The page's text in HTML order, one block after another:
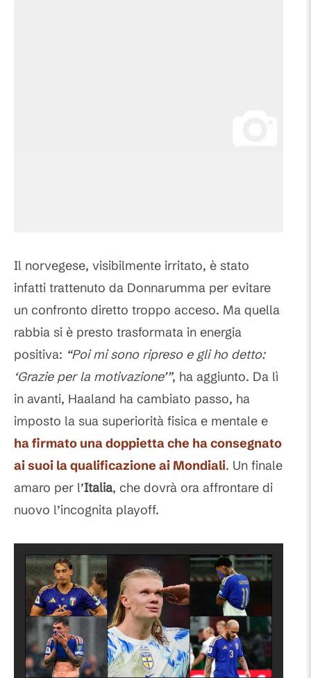
Il norvegese, visibilmente irritato, è stato
infatti trattenuto da Donnarumma per evitare
un confronto diretto troppo acceso. Ma quella
rabbia si è presto trasformata in energia
positiva: “Poi mi sono ripreso e gli ho detto:
‘Grazie per la motivazione’”, ha aggiunto. Da lì
in avanti, Haaland ha cambiato passo, ha
imposto la sua superiorità fisica e mentale e
ha firmato una doppietta che ha consegnato
ai suoi la qualificazione ai Mondiali. Un finale
amaro per l’Italia, che dovrà ora affrontare di
nuovo l’incognita playoff.